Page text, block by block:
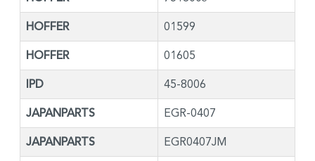
HOFFER 01599
HOFFER 01605
IPD 45-8006
JAPANPARTS EGR-0407
JAPANPARTS EGR0407JM